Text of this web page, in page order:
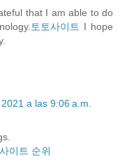
that I am able to do
토토사이트 I hope
a las 9:06 a.m.
이트 순위